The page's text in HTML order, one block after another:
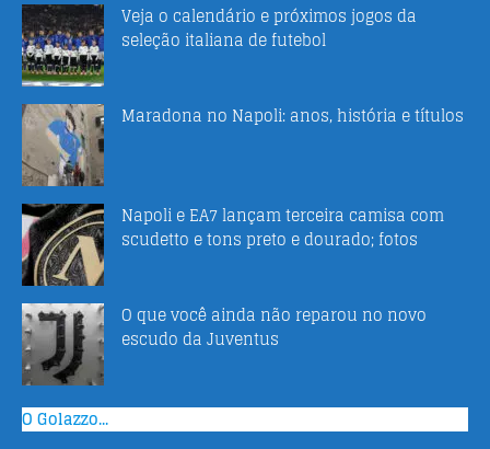
Veja o calendário e próximos jogos da
seleção italiana de futebol
Maradona no Napoli: anos, história e títulos
Napoli e EA7 lançam terceira camisa com
scudetto e tons preto e dourado; fotos
O que você ainda não reparou no novo
escudo da Juventus
O Golazzo...